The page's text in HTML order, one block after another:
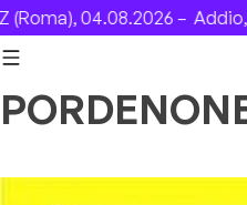
Skip to content
04.08.2026 –Addio,